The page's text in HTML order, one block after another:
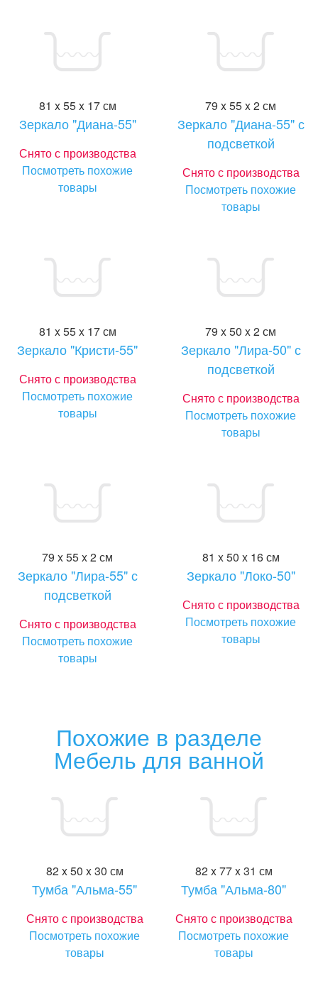
81 x 55 x 17 см
Зеркало "Диана-55"
Снято с производства
Посмотреть похожие
товары
79 x 55 x 2 см
Зеркало "Диана-55" с
подсветкой
Снято с производства
Посмотреть похожие
товары
81 x 55 x 17 см
Зеркало "Кристи-55"
Снято с производства
Посмотреть похожие
товары
79 x 50 x 2 см
Зеркало "Лира-50" с
подсветкой
Снято с производства
Посмотреть похожие
товары
79 x 55 x 2 см
Зеркало "Лира-55" с
подсветкой
Снято с производства
Посмотреть похожие
товары
81 x 50 x 16 см
Зеркало "Локо-50"
Снято с производства
Посмотреть похожие
товары
Похожие в разделе
Мебель для ванной
82 x 50 x 30 см
Тумба "Альма-55"
Снято с производства
Посмотреть похожие
товары
82 x 77 x 31 см
Тумба "Альма-80"
Снято с производства
Посмотреть похожие
товары